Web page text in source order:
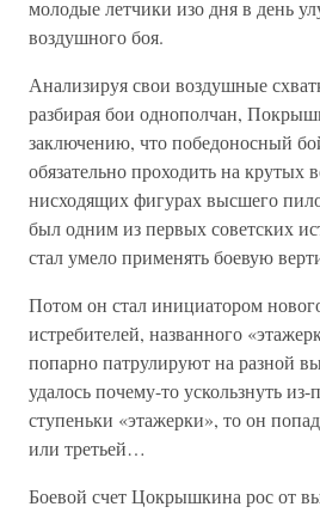
молодые летчики изо дня в день
воздушного боя.
Анализируя свои воздушные
разбирая бои однополчан,
заключению, что победоносный
обязательно проходить на крутых
нисходящих фигурах высшего
был одним из первых советских
стал умело применять боевую
Потом он стал инициатором
истребителей, названного
попарно патрулируют на разной
удалось почему-то ускользнуть
ступеньки «этажерки», то он
или третьей…
Боевой счет Цокрышкина рос от